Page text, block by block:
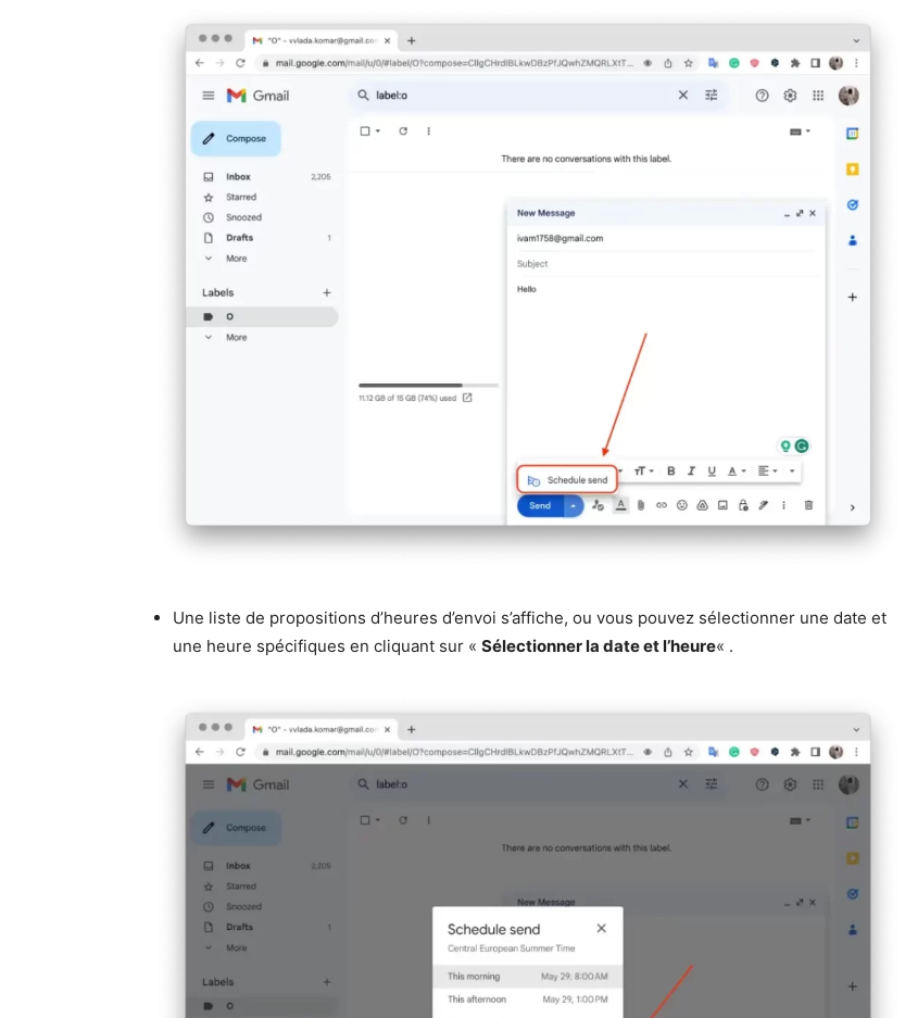
Une liste de propositions d’heures d’envoi s’affiche, ou vous pouvez sélectionner une date et
une heure spécifiques en cliquant sur « Sélectionner la date et l’heure« .